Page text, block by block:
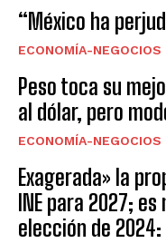
“México ha
ECONOMÍA-NEGOCIOS
Peso toca su
al dólar, pero
ECONOMÍA-NEGOCIOS
Exagerada» la
INE para 2027;
elección de 2024: